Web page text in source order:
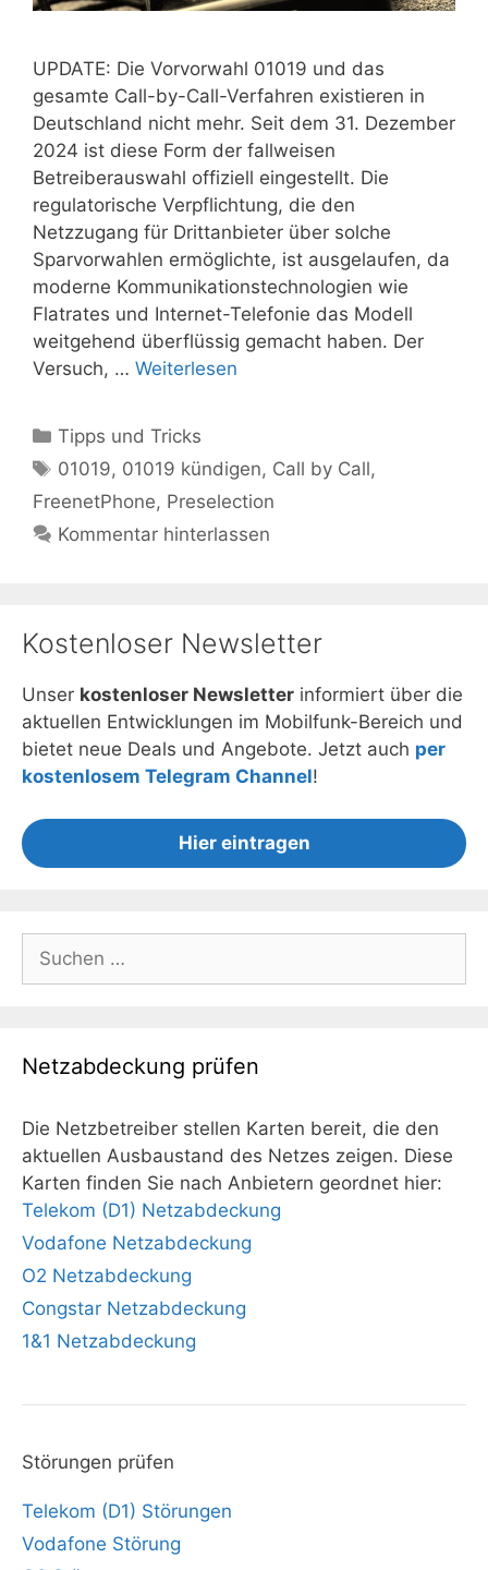
UPDATE: Die Vorvorwahl 01019 und das
gesamte Call-by-Call-Verfahren existieren in
Deutschland nicht mehr. Seit dem 31. Dezember
2024 ist diese Form der fallweisen
Betreiberauswahl offiziell eingestellt. Die
regulatorische Verpflichtung, die den
Netzzugang für Drittanbieter über solche
Sparvorwahlen ermöglichte, ist ausgelaufen, da
moderne Kommunikationstechnologien wie
Flatrates und Internet-Telefonie das Modell
weitgehend überflüssig gemacht haben. Der
Versuch, … Weiterlesen
Kategorien
Tipps und Tricks
Schlagwörter
01019, 01019 kündigen, Call by Call,
FreenetPhone, Preselection
Kommentar hinterlassen
Kostenloser Newsletter
Unser kostenloser Newsletter informiert über die
aktuellen Entwicklungen im Mobilfunk-Bereich und
bietet neue Deals und Angebote. Jetzt auch per
kostenlosem Telegram Channel!
Hier eintragen
nach:
Netzabdeckung prüfen
Die Netzbetreiber stellen Karten bereit, die den
aktuellen Ausbaustand des Netzes zeigen. Diese
Karten finden Sie nach Anbietern geordnet hier:
Telekom (D1) Netzabdeckung
Vodafone Netzabdeckung
O2 Netzabdeckung
Congstar Netzabdeckung
1&1 Netzabdeckung
Störungen prüfen
Telekom (D1) Störungen
Vodafone Störung